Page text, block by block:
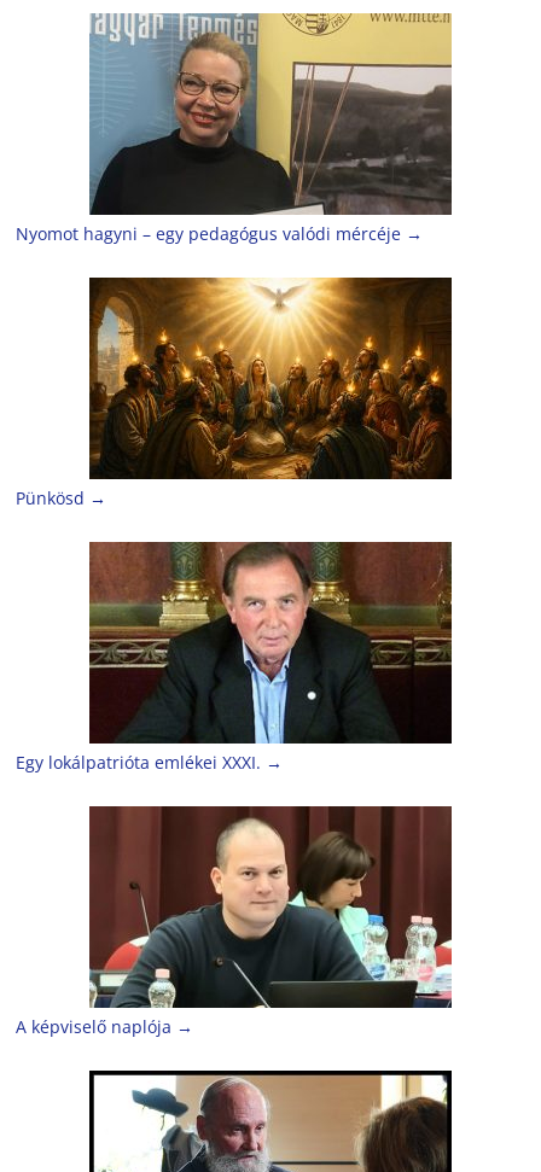
Nyomot hagyni – egy pedagógus valódi mércéje →
Pünkösd →
Egy lokálpatrióta emlékei XXXI. →
A képviselő naplója →